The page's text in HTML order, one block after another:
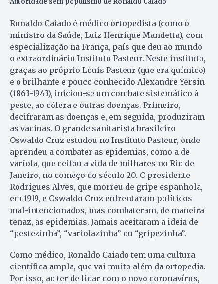
Autoridade sem populismo de Ronaldo Caiado
Ronaldo Caiado é médico ortopedista (como o
ministro da Saúde, Luiz Henrique Mandetta), com
especialização na França, país que deu ao mundo
o extraordinário Instituto Pasteur. Neste instituto,
graças ao próprio Louis Pasteur (que era químico)
e o brilhante e pouco conhecido Alexandre Yersin
(1863-1943), iniciou-se um combate sistemático à
peste, ao cólera e outras doenças. Primeiro,
decifraram as doenças e, em seguida, produziram
as vacinas. O grande sanitarista brasileiro
Oswaldo Cruz estudou no Instituto Pasteur, onde
aprendeu a combater as epidemias, como a de
varíola, que ceifou a vida de milhares no Rio de
Janeiro, no começo do século 20. O presidente
Rodrigues Alves, que morreu de gripe espanhola,
em 1919, e Oswaldo Cruz enfrentaram políticos
mal-intencionados, mas combateram, de maneira
tenaz, as epidemias. Jamais aceitaram a ideia de
“pestezinha”, “variolazinha” ou “gripezinha”.
Como médico, Ronaldo Caiado tem uma cultura
científica ampla, que vai muito além da ortopedia.
Por isso, ao ter de lidar com o novo coronavírus,